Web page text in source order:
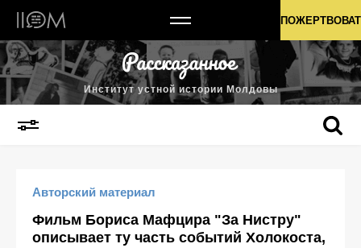
Институт устной истории Молдовы
Институт устной истории Молдовы
Авторский материал
Фильм Бориса Мафцира "За Нистру"
описывает ту часть событий Холокоста,